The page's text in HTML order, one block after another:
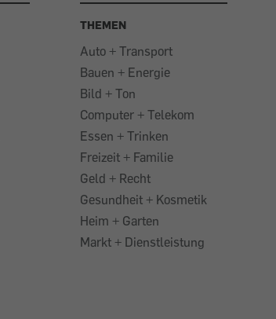
THEMEN
Auto + Transport
Bauen + Energie
Bild + Ton
Computer + Telekom
Essen + Trinken
Freizeit + Familie
Geld + Recht
Gesundheit + Kosmetik
Heim + Garten
Markt + Dienstleistung